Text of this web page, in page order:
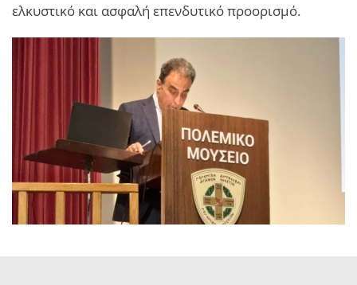
ελκυστικό και ασφαλή επενδυτικό προορισμό.